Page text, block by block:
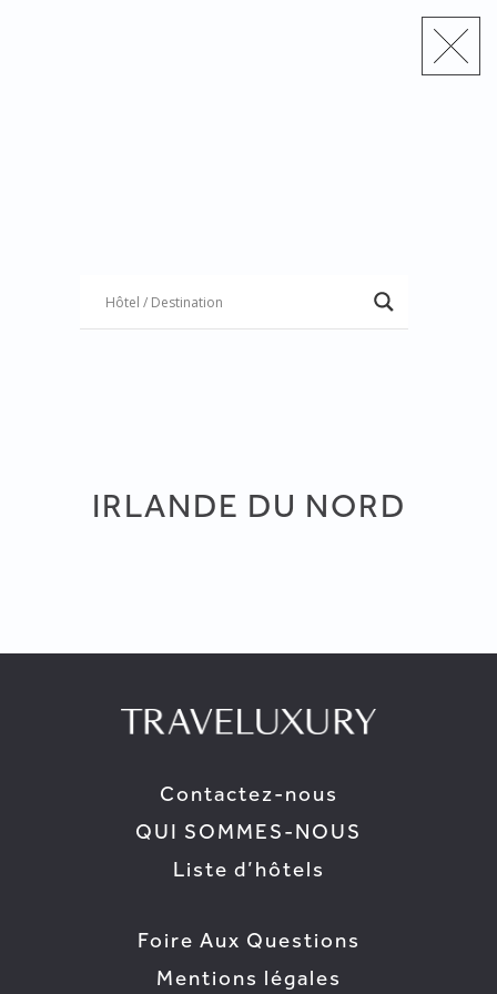
IRLANDE DU NORD
Contactez-nous
QUI SOMMES-NOUS
Liste d’hôtels
Foire Aux Questions
Mentions légales